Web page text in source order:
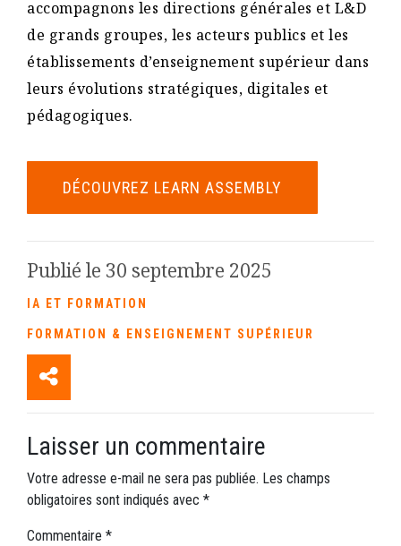
accompagnons les directions générales et L&D
de grands groupes, les acteurs publics et les
établissements d’enseignement supérieur dans
leurs évolutions stratégiques, digitales et
pédagogiques.
DÉCOUVREZ LEARN ASSEMBLY
Publié le 30 septembre 2025
IA ET FORMATION
FORMATION & ENSEIGNEMENT SUPÉRIEUR
Laisser un commentaire
Votre adresse e-mail ne sera pas publiée. Les champs
obligatoires sont indiqués avec *
Commentaire *